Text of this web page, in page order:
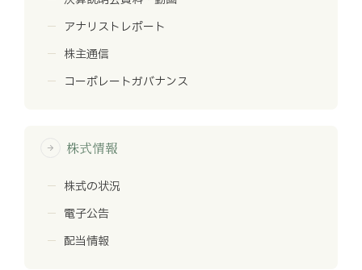
アナリストレポート
株主通信
コーポレートガバナンス
arrow_forward 株式情報
株式の状況
電子公告
配当情報